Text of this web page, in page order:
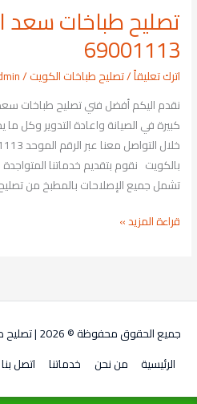
تصليح طباخات سعد
69001113
اترك تعليقاً/تصليح طباخات الكويت/
نقدم اليكم أفضل فني تصليح طباخات سعد
كبيرة في الصيانة واعادة التدوير وكل
بالكويت نقوم بتقديم خدماتنا
تشمل جميع الإصلاحات بالمطبخ من
تصليح
طباخات
سعد
العبدالله
69001113
قراءة المزيد »
جميع الحقوق محفوظة © 2026 |
تصليح
الرئيسية
من نحن خدماتنا اتصل بنا